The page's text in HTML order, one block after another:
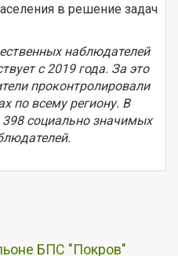
в решение задач
наблюдателей
с 2019 года. За это
проконтролировали
по всему региону. В
398 социально значимых
БПС "Покров"